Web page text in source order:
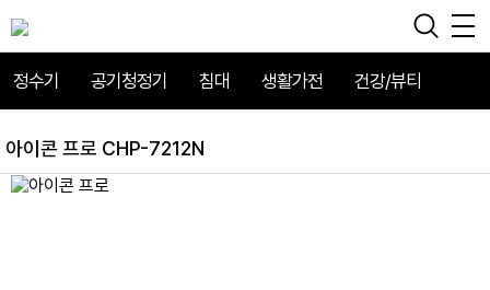
정수기 공기청정기 침대 생활가전 건강/뷰티
아이콘 프로 CHP-7212N